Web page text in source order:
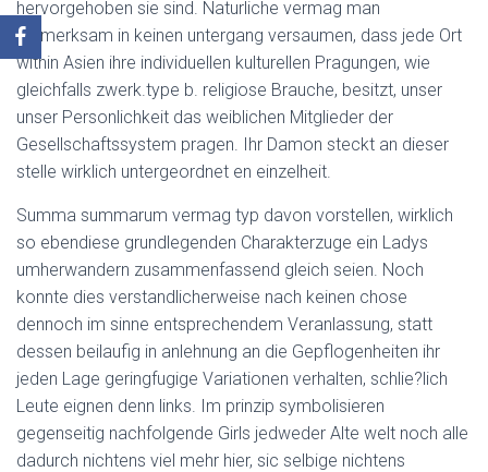
hervorgehoben sie sind. Naturliche vermag man
aufmerksam in keinen untergang versaumen, dass jede Ort
within Asien ihre individuellen kulturellen Pragungen, wie
gleichfalls zwerk.type b. religiose Brauche, besitzt, unser
unser Personlichkeit das weiblichen Mitglieder der
Gesellschaftssystem pragen. Ihr Damon steckt an dieser
stelle wirklich untergeordnet en einzelheit.
Summa summarum vermag typ davon vorstellen, wirklich
so ebendiese grundlegenden Charakterzuge ein Ladys
umherwandern zusammenfassend gleich seien. Noch
konnte dies verstandlicherweise nach keinen chose
dennoch im sinne entsprechendem Veranlassung, statt
dessen beilaufig in anlehnung an die Gepflogenheiten ihr
jeden Lage geringfugige Variationen verhalten, schlie?lich
Leute eignen denn links. Im prinzip symbolisieren
gegenseitig nachfolgende Girls jedweder Alte welt noch alle
dadurch nichtens viel mehr hier, sic selbige nichtens